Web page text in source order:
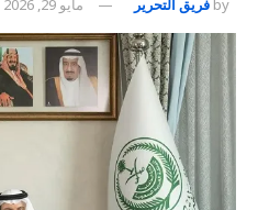
by فريق التحرير مايو 29, 2026